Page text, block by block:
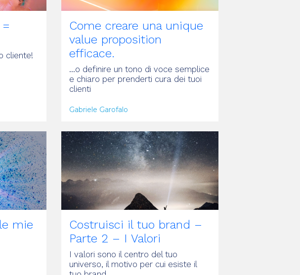
cliente!
Come creare una unique
value proposition
efficace.
...o definire un tono di voce semplice
e chiaro per prenderti cura dei tuoi
clienti
Gabriele Garofalo
mie
Costruisci il tuo brand –
Parte 2 – I Valori
I valori sono il centro del tuo
universo, il motivo per cui esiste il